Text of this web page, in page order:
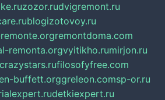
zozor.rudvigremont.ru
blogizotovoy.ru
remontdoma.com
remonta.orgvyitikho.rumirjon.ru
filosofyfree.com
buffett.orggreleon.comsp-or.ru
detkiexpert.ru